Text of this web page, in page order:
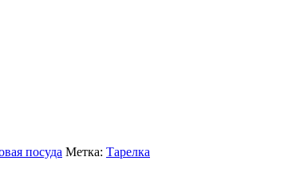
посуда Метка: Тарелка